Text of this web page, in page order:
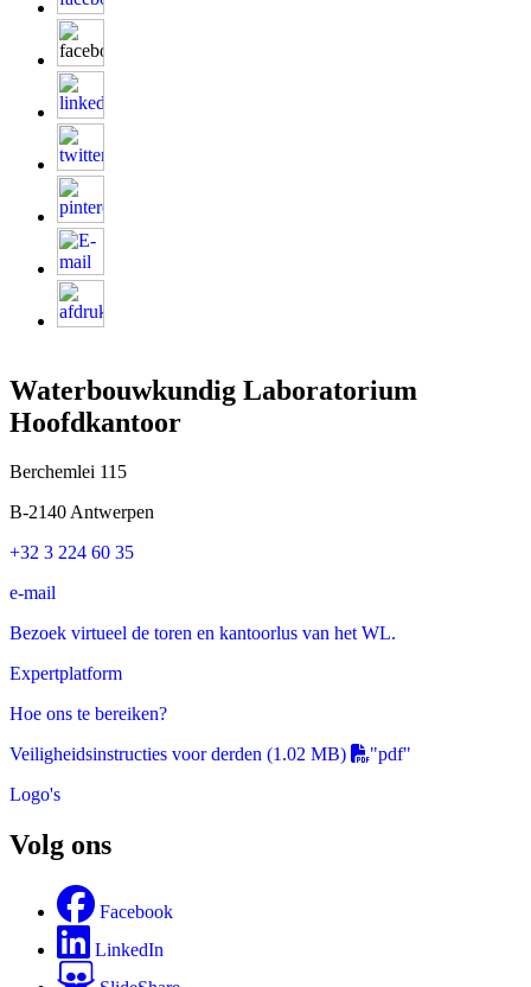
Waterbouwkundig Laboratorium
Hoofdkantoor
Berchemlei 115
B-2140 Antwerpen
+32 3 224 60 35
e-mail
Bezoek virtueel de toren en kantoorlus van het WL.
Expertplatform
Hoe ons te bereiken?
Veiligheidsinstructies voor derden (1.02 MB)
"pdf"
Logo's
Volg ons
Facebook
LinkedIn